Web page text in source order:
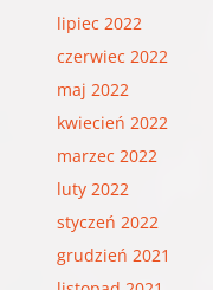
lipiec 2022
czerwiec 2022
maj 2022
kwiecień 2022
marzec 2022
luty 2022
styczeń 2022
grudzień 2021